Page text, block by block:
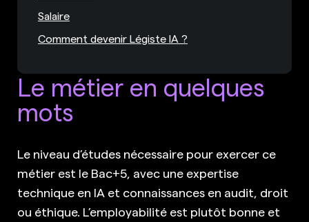
Le métier en quelques
mots
Le niveau d’études nécessaire pour exercer ce
métier est le Bac+5, avec une expertise
technique en IA et connaissances en audit, droit
ou éthique. L’employabilité est plutôt bonne et
Salaire
Comment devenir Légiste IA ?